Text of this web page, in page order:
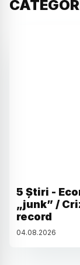
5 Știri -
„junk” /
record
04.08.2026